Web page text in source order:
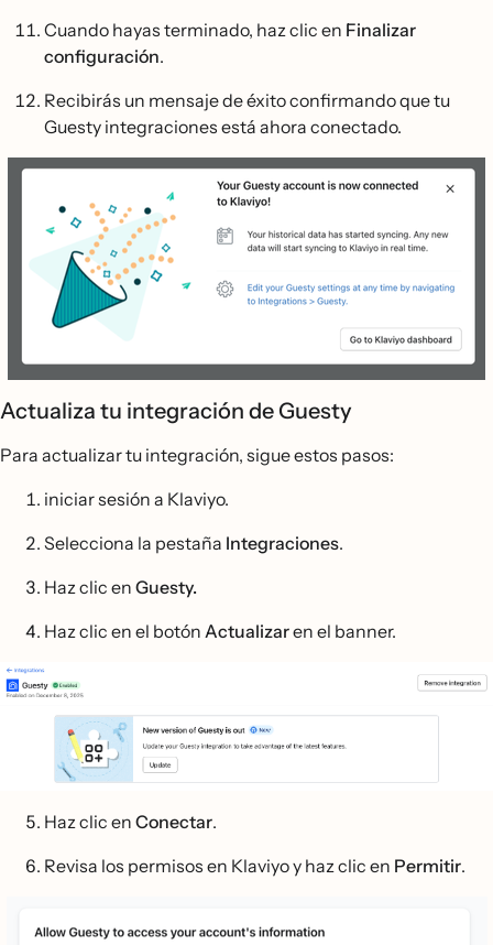
Cuando hayas terminado, haz clic en Finalizar
configuración.
Recibirás un mensaje de éxito confirmando que tu
Guesty integraciones está ahora conectado.
Actualiza tu integración de Guesty
Para actualizar tu integración, sigue estos pasos:
iniciar sesión a Klaviyo.
Selecciona la pestaña Integraciones.
Haz clic en Guesty.
Haz clic en el botón Actualizaren el banner.
Haz clic en Conectar.
Revisa los permisos en Klaviyo y haz clic en Permitir.